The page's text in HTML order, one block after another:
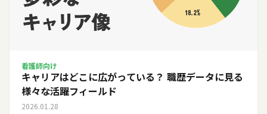
看護師向け
キャリアはどこに広がっている？ 職歴データに見る
様々な活躍フィールド
2026.01.28